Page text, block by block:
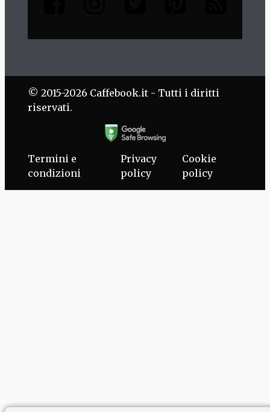
© 2015-2026 Caffebook.it - Tutti i diritti
riservati.
Termini e
condizioni
Privacy
policy
Cookie
policy